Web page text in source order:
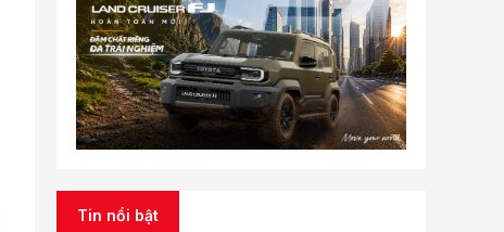
Tin nổi bật